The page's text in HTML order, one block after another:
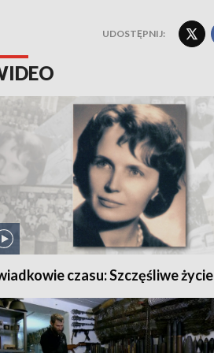
UDOSTĘPNIJ:
czasu: Szczęśliwe życie